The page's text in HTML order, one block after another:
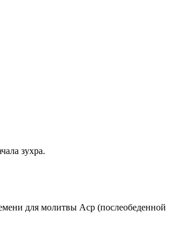
зухра.
для молитвы Аср (послеобеденной